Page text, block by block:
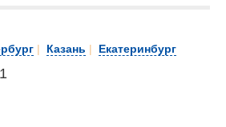
| Казань | Екатеринбург